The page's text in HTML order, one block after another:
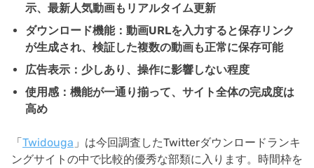
示、最新人気動画もリアルタイム更新
ダウンロード機能：動画URLを入力すると保存リンク
が生成され、検証した複数の動画も正常に保存可能
広告表示：少しあり、操作に影響しない程度
使用感：機能が一通り揃って、サイト全体の完成度は
高め
「Twidouga 」は今回調査したTwitterダウンロードランキ
ングサイトの中で比較的優秀な部類に入ります。時間枠を